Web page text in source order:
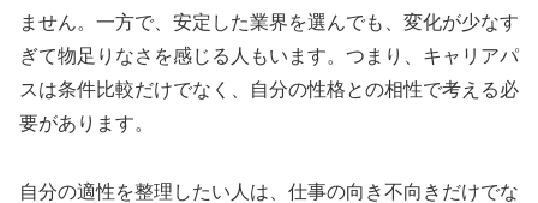
ません。一方で、安定した業界を選んでも、変化が少なす
ぎて物足りなさを感じる人もいます。つまり、キャリアパ
スは条件比較だけでなく、自分の性格との相性で考える必
要があります。
自分の適性を整理したい人は、仕事の向き不向きだけでな